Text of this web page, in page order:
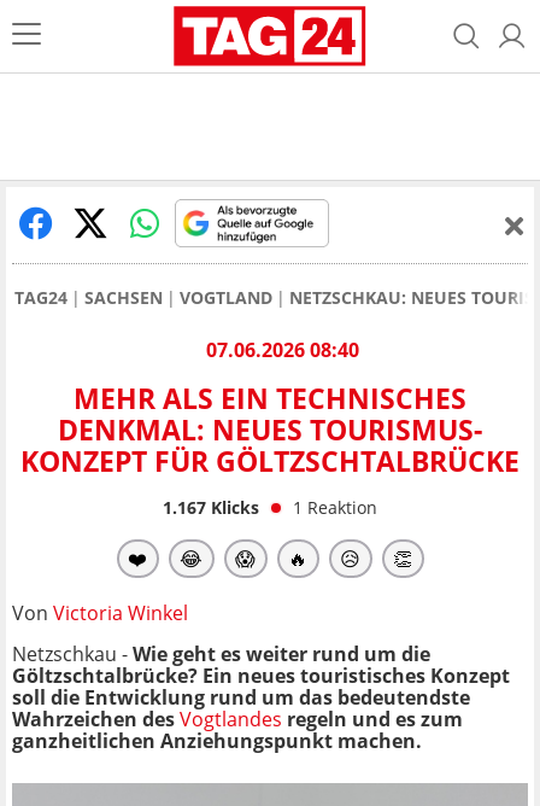
TAG24 SACHSEN VOGTLAND NETZSCHKAU: NEUES
07.06.2026 08:40
MEHR ALS EIN TECHNISCHES
DENKMAL: NEUES TOURISMUS-
KONZEPT FÜR GÖLTZSCHTALBRÜCKE
1.167 Klicks 1 Reaktion
❤️ 😂 😱 🔥 😥 👏
Von Victoria Winkel
Netzschkau -Wie geht es weiter rund um die
Göltzschtalbrücke? Ein neues touristisches Konzept
soll die Entwicklung rund um das bedeutendste
Wahrzeichen desVogtlandes regeln und es zum
ganzheitlichen Anziehungspunkt machen.